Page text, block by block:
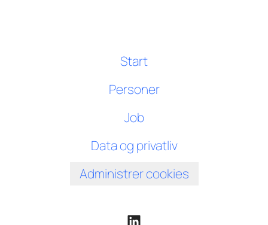
Start
Personer
Job
Data og privatliv
Administrer cookies